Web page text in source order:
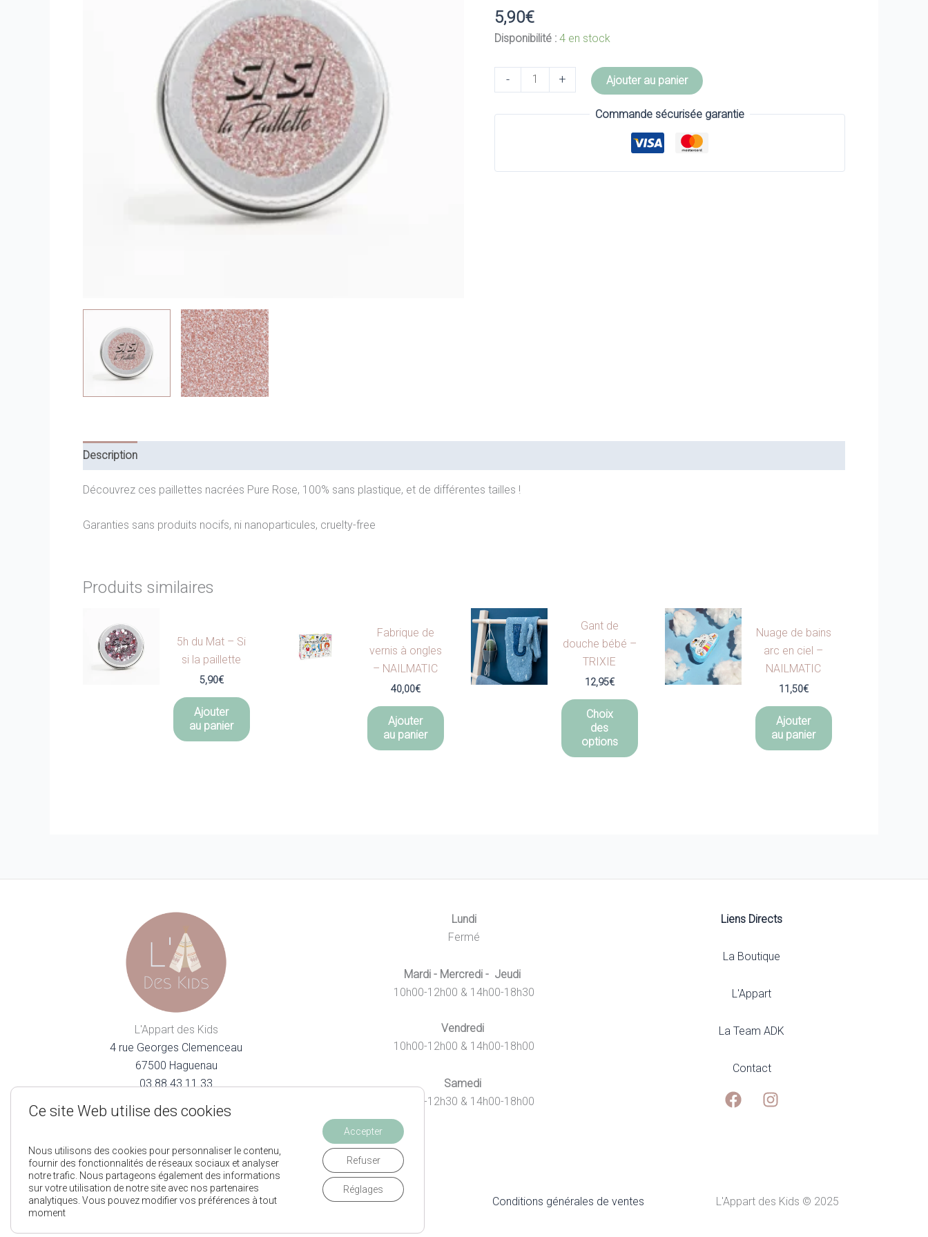
5,90€
Disponibilité : 4 en stock
-
de
+ Ajouter au panier
Commande sécurisée garantie
Description
Découvrez ces paillettes nacrées Pure Rose, 100% sans plastique, et de différentes tailles !
Garanties sans produits nocifs, ni nanoparticules, cruelty-free
Produits similaires
5h du Mat – Si
si la paillette
5,90€
Ajouter
au panier
Fabrique de
vernis à ongles
– NAILMATIC
40,00€
Ajouter
au panier
Gant de
douche bébé –
TRIXIE
12,95€
Choix
des
options
sur
Nuage de bains
arc en ciel –
NAILMATIC
11,50€
Ajouter
au panier
L'Appart des Kids
4 rue Georges Clemenceau
67500 Haguenau
03.88.43.11.33
Lundi
Fermé
Mardi - Mercredi - Jeudi
10h00-12h00 & 14h00-18h30
Vendredi
10h00-12h00 & 14h00-18h00
Samedi
10h00-12h30 & 14h00-18h00
Liens Directs
La Boutique
L'Appart
La Team ADK
Contact
Mentions Légales Politique de Confidentialité Conditions générales de ventes L'Appart des Kids © 2025
Ce site Web utilise des cookies
Nous utilisons des cookies pour personnaliser le contenu,
fournir des fonctionnalités de réseaux sociaux et analyser
notre trafic. Nous partageons également des informations
sur votre utilisation de notre site avec nos partenaires
analytiques. Vous pouvez modifier vos préférences à tout
moment
Accepter
Refuser
Réglages